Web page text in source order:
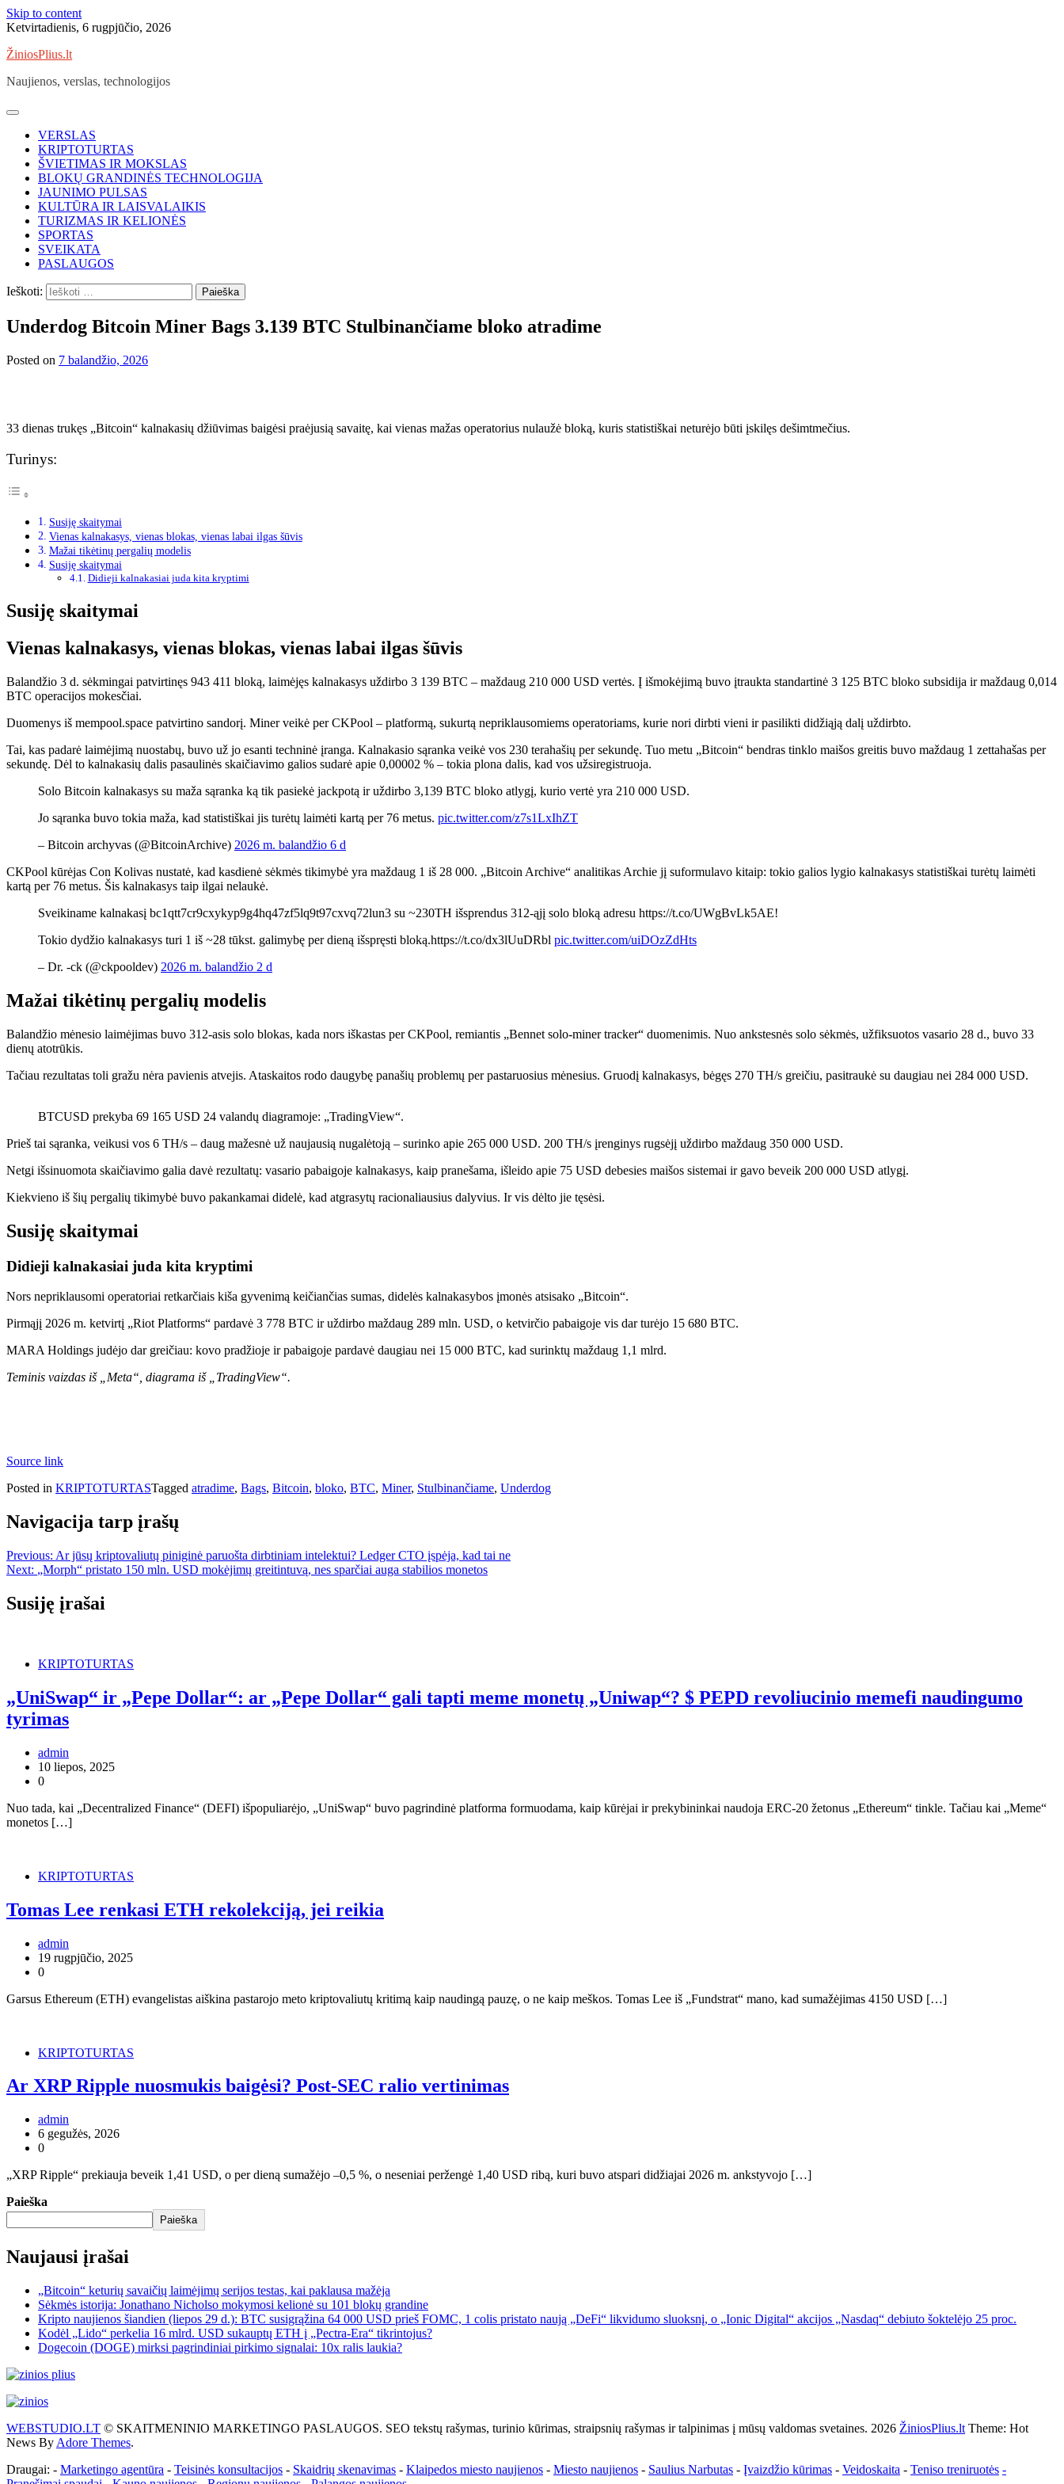
Skip to content
Ketvirtadienis, 6 rugpjūčio, 2026
ŽiniosPlius.lt
Naujienos, verslas, technologijos
VERSLAS
KRIPTOTURTAS
ŠVIETIMAS IR MOKSLAS
BLOKŲ GRANDINĖS TECHNOLOGIJA
JAUNIMO PULSAS
KULTŪRA IR LAISVALAIKIS
TURIZMAS IR KELIONĖS
SPORTAS
SVEIKATA
PASLAUGOS
Ieškoti:
Underdog Bitcoin Miner Bags 3.139 BTC Stulbinančiame bloko atradime
Posted on 7 balandžio, 2026
33 dienas trukęs „Bitcoin“ kalnakasių džiūvimas baigėsi praėjusią savaitę, kai vienas mažas operatorius nulaužė bloką, kuris statistiškai neturėjo būti įskilęs dešimtmečius.
Turinys:
Susiję skaitymai
Vienas kalnakasys, vienas blokas, vienas labai ilgas šūvis
Mažai tikėtinų pergalių modelis
Susiję skaitymai
Didieji kalnakasiai juda kita kryptimi
Susiję skaitymai
Vienas kalnakasys, vienas blokas, vienas labai ilgas šūvis
Balandžio 3 d. sėkmingai patvirtinęs 943 411 bloką, laimėjęs kalnakasys uždirbo 3 139 BTC – maždaug 210 000 USD vertės. Į išmokėjimą buvo įtraukta standartinė 3 125 BTC bloko subsidija ir maždaug 0,014
BTC operacijos mokesčiai.
Duomenys iš mempool.space patvirtino sandorį. Miner veikė per CKPool – platformą, sukurtą nepriklausomiems operatoriams, kurie nori dirbti vieni ir pasilikti didžiąją dalį uždirbto.
Tai, kas padarė laimėjimą nuostabų, buvo už jo esanti techninė įranga. Kalnakasio sąranka veikė vos 230 terahašių per sekundę. Tuo metu „Bitcoin“ bendras tinklo maišos greitis buvo maždaug 1 zettahašas per
sekundę. Dėl to kalnakasių dalis pasaulinės skaičiavimo galios sudarė apie 0,00002 % – tokia plona dalis, kad vos užsiregistruoja.
Solo Bitcoin kalnakasys su maža sąranka ką tik pasiekė jackpotą ir uždirbo 3,139 BTC bloko atlygį, kurio vertė yra 210 000 USD.
Jo sąranka buvo tokia maža, kad statistiškai jis turėtų laimėti kartą per 76 metus. pic.twitter.com/z7s1LxIhZT
– Bitcoin archyvas (@BitcoinArchive) 2026 m. balandžio 6 d
CKPool kūrėjas Con Kolivas nustatė, kad kasdienė sėkmės tikimybė yra maždaug 1 iš 28 000. „Bitcoin Archive“ analitikas Archie jį suformulavo kitaip: tokio galios lygio kalnakasys statistiškai turėtų laimėti
kartą per 76 metus. Šis kalnakasys taip ilgai nelaukė.
Sveikiname kalnakasį bc1qtt7cr9cxykyp9g4hq47zf5lq9t97cxvq72lun3 su ~230TH išsprendus 312-ąjį solo bloką adresu https://t.co/UWgBvLk5AE!
Tokio dydžio kalnakasys turi 1 iš ~28 tūkst. galimybę per dieną išspręsti bloką.https://t.co/dx3lUuDRbl pic.twitter.com/uiDOzZdHts
– Dr. -ck (@ckpooldev) 2026 m. balandžio 2 d
Mažai tikėtinų pergalių modelis
Balandžio mėnesio laimėjimas buvo 312-asis solo blokas, kada nors iškastas per CKPool, remiantis „Bennet solo-miner tracker“ duomenimis. Nuo ankstesnės solo sėkmės, užfiksuotos vasario 28 d., buvo 33
dienų atotrūkis.
Tačiau rezultatas toli gražu nėra pavienis atvejis. Ataskaitos rodo daugybę panašių problemų per pastaruosius mėnesius. Gruodį kalnakasys, bėgęs 270 TH/s greičiu, pasitraukė su daugiau nei 284 000 USD.
BTCUSD prekyba 69 165 USD 24 valandų diagramoje: „TradingView“.
Prieš tai sąranka, veikusi vos 6 TH/s – daug mažesnė už naujausią nugalėtoją – surinko apie 265 000 USD. 200 TH/s įrenginys rugsėjį uždirbo maždaug 350 000 USD.
Netgi išsinuomota skaičiavimo galia davė rezultatų: vasario pabaigoje kalnakasys, kaip pranešama, išleido apie 75 USD debesies maišos sistemai ir gavo beveik 200 000 USD atlygį.
Kiekvieno iš šių pergalių tikimybė buvo pakankamai didelė, kad atgrasytų racionaliausius dalyvius. Ir vis dėlto jie tęsėsi.
Susiję skaitymai
Didieji kalnakasiai juda kita kryptimi
Nors nepriklausomi operatoriai retkarčiais kiša gyvenimą keičiančias sumas, didelės kalnakasybos įmonės atsisako „Bitcoin“.
Pirmąjį 2026 m. ketvirtį „Riot Platforms“ pardavė 3 778 BTC ir uždirbo maždaug 289 mln. USD, o ketvirčio pabaigoje vis dar turėjo 15 680 BTC.
MARA Holdings judėjo dar greičiau: kovo pradžioje ir pabaigoje pardavė daugiau nei 15 000 BTC, kad surinktų maždaug 1,1 mlrd.
Teminis vaizdas iš „Meta“, diagrama iš „TradingView“.
Source link
Posted in KRIPTOTURTASTagged atradime, Bags, Bitcoin, bloko, BTC, Miner, Stulbinančiame, Underdog
Navigacija tarp įrašų
Previous: Ar jūsų kriptovaliutų piniginė paruošta dirbtiniam intelektui? Ledger CTO įspėja, kad tai ne
Next: „Morph“ pristato 150 mln. USD mokėjimų greitintuvą, nes sparčiai auga stabilios monetos
Susiję įrašai
KRIPTOTURTAS
„UniSwap“ ir „Pepe Dollar“: ar „Pepe Dollar“ gali tapti meme monetų „Uniwap“? $ PEPD revoliucinio memefi naudingumo
tyrimas
admin
10 liepos, 2025
0
Nuo tada, kai „Decentralized Finance“ (DEFI) išpopuliarėjo, „UniSwap“ buvo pagrindinė platforma formuodama, kaip kūrėjai ir prekybininkai naudoja ERC-20 žetonus „Ethereum“ tinkle. Tačiau kai „Meme“
monetos […]
KRIPTOTURTAS
Tomas Lee renkasi ETH rekolekciją, jei reikia
admin
19 rugpjūčio, 2025
0
Garsus Ethereum (ETH) evangelistas aiškina pastarojo meto kriptovaliutų kritimą kaip naudingą pauzę, o ne kaip meškos. Tomas Lee iš „Fundstrat“ mano, kad sumažėjimas 4150 USD […]
KRIPTOTURTAS
Ar XRP Ripple nuosmukis baigėsi? Post-SEC ralio vertinimas
admin
6 gegužės, 2026
0
„XRP Ripple“ prekiauja beveik 1,41 USD, o per dieną sumažėjo –0,5 %, o neseniai peržengė 1,40 USD ribą, kuri buvo atspari didžiajai 2026 m. ankstyvojo […]
Paieška
Paieška
Naujausi įrašai
„Bitcoin“ keturių savaičių laimėjimų serijos testas, kai paklausa mažėja
Sėkmės istorija: Jonathano Nicholso mokymosi kelionė su 101 blokų grandine
Kripto naujienos šiandien (liepos 29 d.): BTC susigrąžina 64 000 USD prieš FOMC, 1 colis pristato naują „DeFi“ likvidumo sluoksnį, o „Ionic Digital“ akcijos „Nasdaq“ debiuto šoktelėjo 25 proc.
Kodėl „Lido“ perkelia 16 mlrd. USD sukauptų ETH į „Pectra-Era“ tikrintojus?
Dogecoin (DOGE) mirksi pagrindiniai pirkimo signalai: 10x ralis laukia?
WEBSTUDIO.LT © SKAITMENINIO MARKETINGO PASLAUGOS. SEO tekstų rašymas, turinio kūrimas, straipsnių rašymas ir talpinimas į mūsų valdomas svetaines. 2026 ŽiniosPlius.lt Theme: Hot
News By Adore Themes.
Draugai: - Marketingo agentūra - Teisinės konsultacijos - Skaidrių skenavimas - Klaipedos miesto naujienos - Miesto naujienos - Saulius Narbutas - Įvaizdžio kūrimas - Veidoskaita - Teniso treniruotės -